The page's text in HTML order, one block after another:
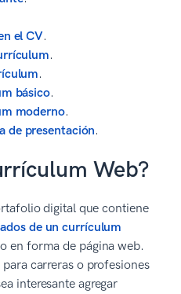
el CV.
.
.
básico.
moderno.
de presentación.
Web?
digital que contiene
de un currículum
en forma de página web.
carreras o profesiones
interesante agregar